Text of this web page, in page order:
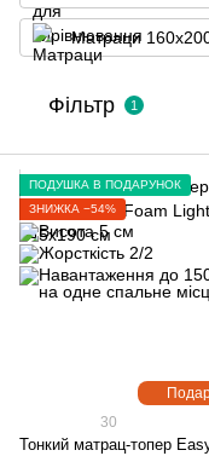
Матраци
Фільтр 1
ПОДУШКА В ПОДАРУНОК
ЗНИЖКА −54%
30
Тонкий матрац-топер